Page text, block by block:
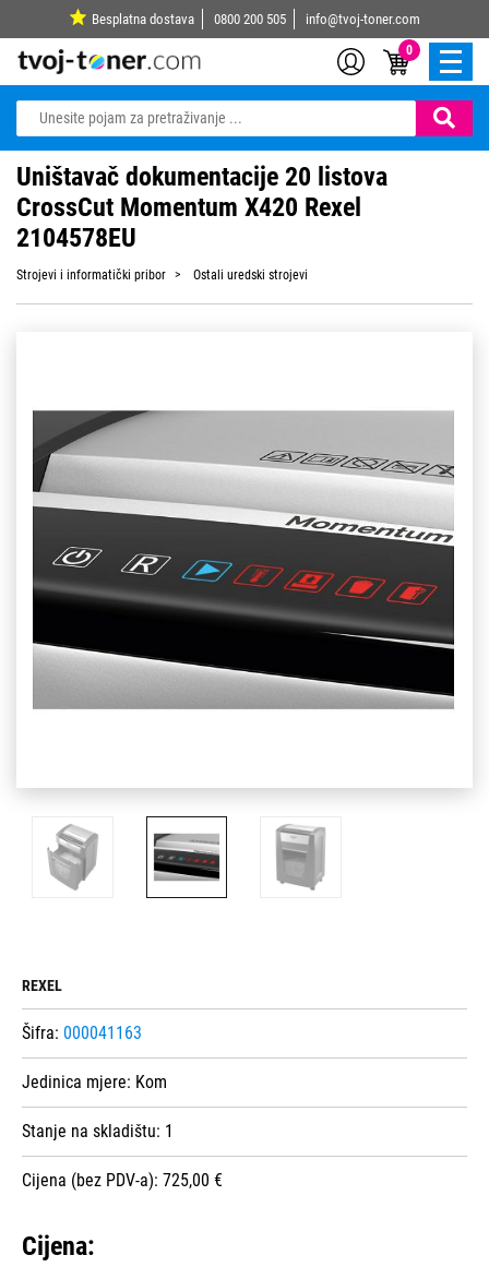
Besplatna dostava 0800 200 505 info@tvoj-toner.com
0
Uništavač dokumentacije 20 listova
CrossCut Momentum X420 Rexel
2104578EU
Strojevi i informatički pribor Ostali uredski strojevi
REXEL
Šifra: 000041163
Jedinica mjere: Kom
Stanje na skladištu: 1
Cijena (bez PDV-a): 725,00 €
Cijena: